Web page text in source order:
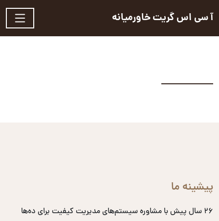
آ سی اس گریت خاورمیانه
پیشینه ما
۲۶ سال پیش با مشاوره سیستم‌های مدیریت کیفیت برای ده‌ها